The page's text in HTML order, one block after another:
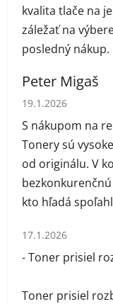
kvalita tlače na
záležať na
posledný nákup.
Peter Migaš
Hodnotenie
19.1.2026
S nákupom na
Tonery sú
od originálu. V
kto hľadá
Hodnotenie
17.1.2026
- Toner prisiel
Toner prisiel